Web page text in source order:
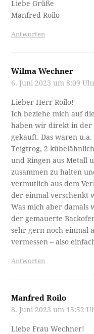
Liebe Grüße
Manfred Roilo
Antworten
Wilma Wechner
6. Juni 2023 um 8:09
Lieber Herr Roilo!
Ich beziehe mich auf
haben wir direkt in der
gekauft. Das waren
Teigtrog, 2
und Ringen aus Metall
zusammen zu halten
vermutlich aus dem
der einmal verschenkt
Was mich aber
der gemauerte
sehr gern noch einmal
vermessen – also
Antworten
Manfred Roilo
8. Juni 2023 um 15:52
Liebe Frau Wechner!